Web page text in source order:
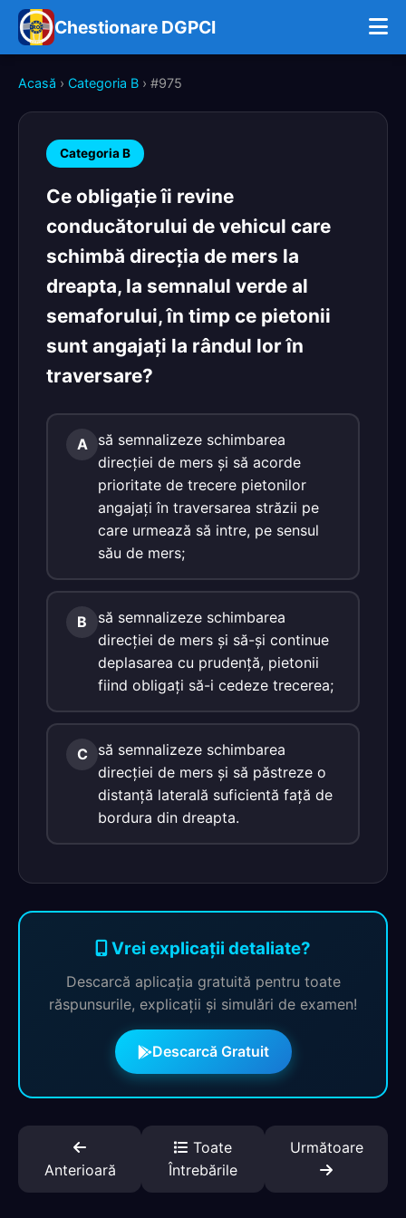
Chestionare DGPCI
Acasă › Categoria B › #975
Categoria B
Ce obligaţie îi revine
conducătorului de vehicul care
schimbă direcţia de mers la
dreapta, la semnalul verde al
semaforului, în timp ce pietonii
sunt angajaţi la rândul lor în
traversare?
A
să semnalizeze schimbarea
direcţiei de mers şi să acorde
prioritate de trecere pietonilor
angajaţi în traversarea străzii pe
care urmează să intre, pe sensul
său de mers;
B
să semnalizeze schimbarea
direcţiei de mers şi să-şi continue
deplasarea cu prudenţă, pietonii
fiind obligaţi să-i cedeze trecerea;
C
să semnalizeze schimbarea
direcţiei de mers şi să păstreze o
distanţă laterală suficientă faţă de
bordura din dreapta.
Vrei explicații detaliate?
Descarcă aplicația gratuită pentru toate
răspunsurile, explicații și simulări de examen!
Descarcă Gratuit
Anterioară
Toate
Întrebările
Următoare